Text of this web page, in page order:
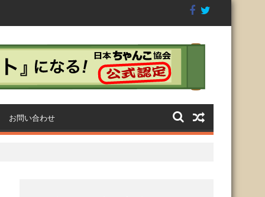
第4回GTI祭り〜
お問い合わせ